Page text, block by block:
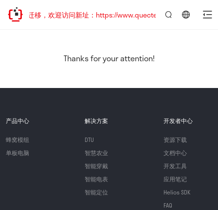
地址已迁移，欢迎访问新址：https://www.quectel.com.cn
Thanks for your attention!
产品中心
蜂窝模组
单板电脑
解决方案
DTU
智慧农业
智能穿戴
智能电表
智能定位
开发者中心
资源下载
文档中心
开发工具
应用笔记
Helios SDK
FAQ